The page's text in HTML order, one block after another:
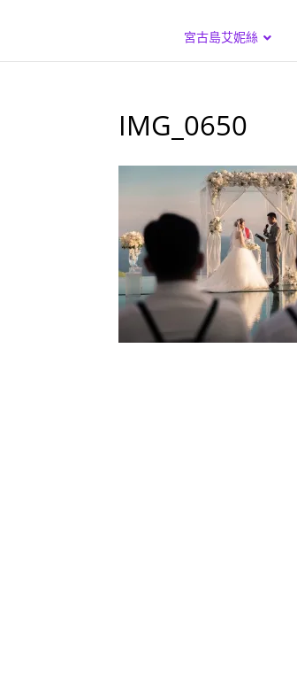
宮古島艾妮絲
IMG_0650